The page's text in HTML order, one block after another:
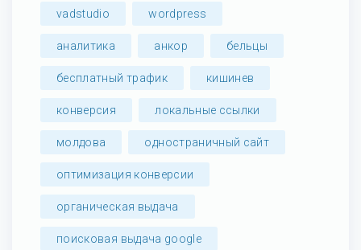
vadstudio wordpress
аналитика анкор бельцы
бесплатный трафик кишинев
конверсия локальные ссылки
молдова одностраничный сайт
оптимизация конверсии
органическая выдача
поисковая выдача google